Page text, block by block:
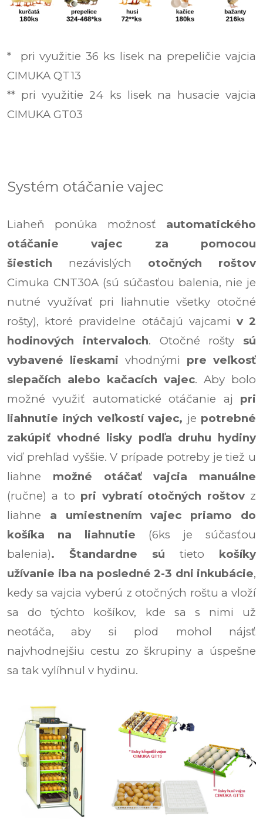
* pri využitie 36 ks lisek na prepeličie vajcia
CIMUKA QT13
** pri využitie 24 ks lisek na husacie vajcia
CIMUKA GT03
Systém otáčanie vajec
Liaheň ponúka možnosť automatického
otáčanie vajec za pomocou
šiestich nezávislých otočných roštov
Cimuka CNT30A (sú súčasťou balenia, nie je
nutné využívať pri liahnutie všetky otočné
rošty), ktoré pravidelne otáčajú vajcami v 2
hodinových intervaloch. Otočné rošty sú
vybavené lieskami vhodnými pre veľkosť
slepačích alebo kačacích vajec. Aby bolo
možné využiť automatické otáčanie aj pri
liahnutie iných veľkostí vajec, je potrebné
zakúpiť vhodné lisky podľa druhu hydiny
viď prehľad vyššie. V prípade potreby je tiež u
liahne možné otáčať vajcia manuálne
(ručne) a to pri vybratí otočných roštovz
liahne a umiestnením vajec priamo do
košíka
na liahnutie (6ks je súčasťou
balenia). Štandardne sú tieto košíky
užívanie iba na posledné 2-3 dni inkubácie,
kedy sa vajcia vyberú z otočných roštu a vloží
sa do týchto košíkov, kde sa s nimi už
neotáča, aby si plod mohol nájsť
najvhodnejšiu cestu zo škrupiny a úspešne
sa tak vylíhnul v hydinu.